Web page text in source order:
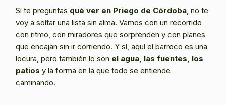
Si te preguntas qué ver en Priego de Córdoba, no te
voy a soltar una lista sin alma. Vamos con un recorrido
con ritmo, con miradores que sorprenden y con planes
que encajan sin ir corriendo. Y sí, aquí el barroco es una
locura, pero también lo son el agua, las fuentes, los
patios y la forma en la que todo se entiende
caminando.